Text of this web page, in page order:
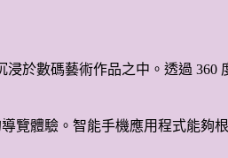
於數碼藝術作品之中。透過
覽體驗。智能手機應用程式能